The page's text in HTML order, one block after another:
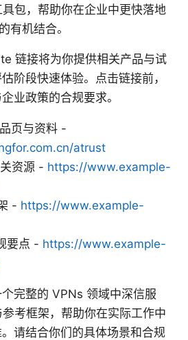
包，帮助你在企业中更快落地
有机结合。
链接将为你提供相关产品与试
阶段快速体验。点击链接前，
业政策的合规要求。
页与资料 -
atrust
资源 - https://www.example-
- https://www.example-
要点 - https://www.example-
完整的 VPNs 领域中深信服
考框架，帮助你在实际工作中
请结合你们的具体场景和合规